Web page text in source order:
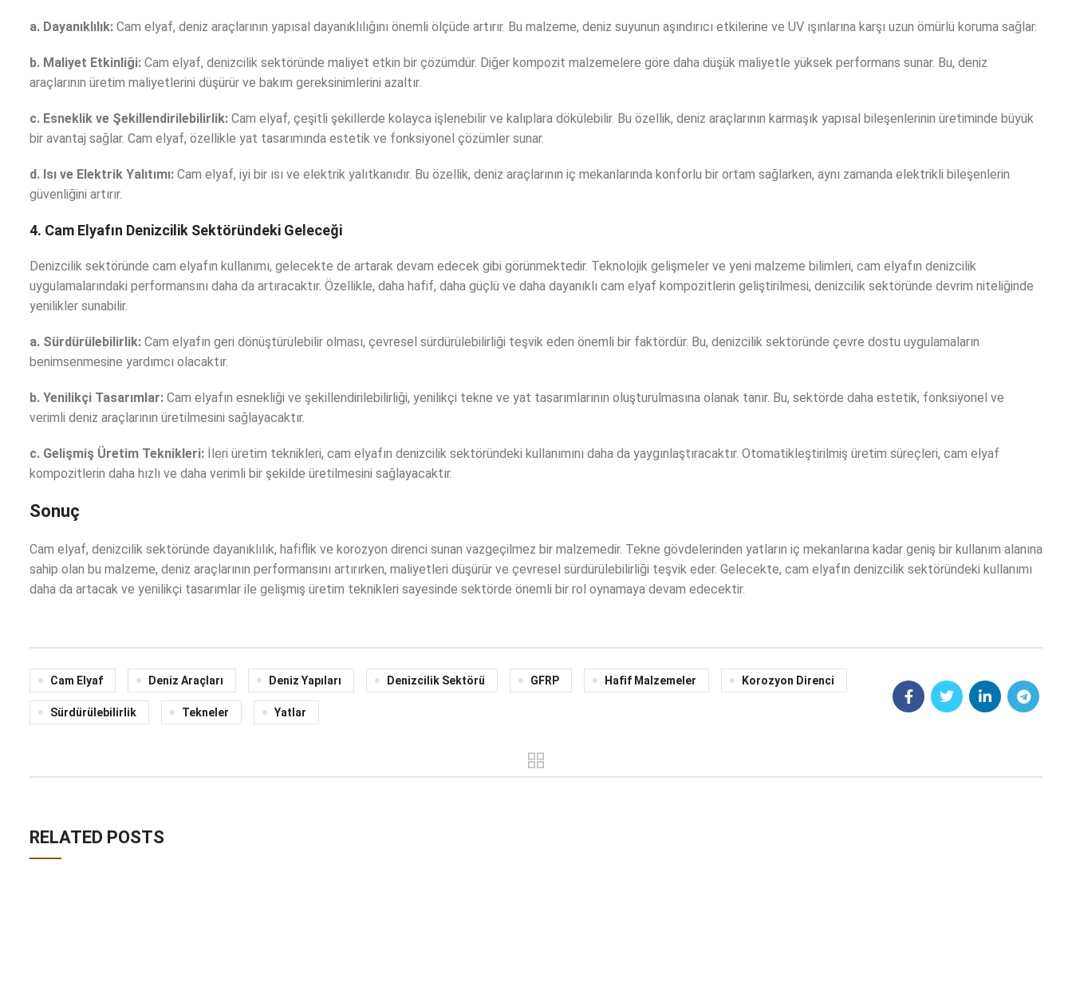
a. Dayanıklılık: Cam elyaf, deniz araçlarının yapısal dayanıklılığını önemli ölçüde artırır. Bu malzeme, deniz suyunun aşındırıcı etkilerine ve UV ışınlarına karşı uzun ömürlü koruma sağlar.
b. Maliyet Etkinliği: Cam elyaf, denizcilik sektöründe maliyet etkin bir çözümdür. Diğer kompozit malzemelere göre daha düşük maliyetle yüksek performans sunar. Bu, deniz
araçlarının üretim maliyetlerini düşürür ve bakım gereksinimlerini azaltır.
c. Esneklik ve Şekillendirilebilirlik: Cam elyaf, çeşitli şekillerde kolayca işlenebilir ve kalıplara dökülebilir. Bu özellik, deniz araçlarının karmaşık yapısal bileşenlerinin üretiminde büyük
bir avantaj sağlar. Cam elyaf, özellikle yat tasarımında estetik ve fonksiyonel çözümler sunar.
d. Isı ve Elektrik Yalıtımı: Cam elyaf, iyi bir ısı ve elektrik yalıtkanıdır. Bu özellik, deniz araçlarının iç mekanlarında konforlu bir ortam sağlarken, aynı zamanda elektrikli bileşenlerin
güvenliğini artırır.
4. Cam Elyafın Denizcilik Sektöründeki Geleceği
Denizcilik sektöründe cam elyafın kullanımı, gelecekte de artarak devam edecek gibi görünmektedir. Teknolojik gelişmeler ve yeni malzeme bilimleri, cam elyafın denizcilik
uygulamalarındaki performansını daha da artıracaktır. Özellikle, daha hafif, daha güçlü ve daha dayanıklı cam elyaf kompozitlerin geliştirilmesi, denizcilik sektöründe devrim niteliğinde
yenilikler sunabilir.
a. Sürdürülebilirlik: Cam elyafın geri dönüştürülebilir olması, çevresel sürdürülebilirliği teşvik eden önemli bir faktördür. Bu, denizcilik sektöründe çevre dostu uygulamaların
benimsenmesine yardımcı olacaktır.
b. Yenilikçi Tasarımlar: Cam elyafın esnekliği ve şekillendirilebilirliği, yenilikçi tekne ve yat tasarımlarının oluşturulmasına olanak tanır. Bu, sektörde daha estetik, fonksiyonel ve
verimli deniz araçlarının üretilmesini sağlayacaktır.
c. Gelişmiş Üretim Teknikleri: İleri üretim teknikleri, cam elyafın denizcilik sektöründeki kullanımını daha da yaygınlaştıracaktır. Otomatikleştirilmiş üretim süreçleri, cam elyaf
kompozitlerin daha hızlı ve daha verimli bir şekilde üretilmesini sağlayacaktır.
Sonuç
Cam elyaf, denizcilik sektöründe dayanıklılık, hafiflik ve korozyon direnci sunan vazgeçilmez bir malzemedir. Tekne gövdelerinden yatların iç mekanlarına kadar geniş bir kullanım alanına
sahip olan bu malzeme, deniz araçlarının performansını artırırken, maliyetleri düşürür ve çevresel sürdürülebilirliği teşvik eder. Gelecekte, cam elyafın denizcilik sektöründeki kullanımı
daha da artacak ve yenilikçi tasarımlar ile gelişmiş üretim teknikleri sayesinde sektörde önemli bir rol oynamaya devam edecektir.
Cam Elyaf Deniz Araçları Deniz Yapıları Denizcilik Sektörü GFRP Hafif Malzemeler Korozyon Direnci
Sürdürülebilirlik Tekneler Yatlar
RELATED POSTS